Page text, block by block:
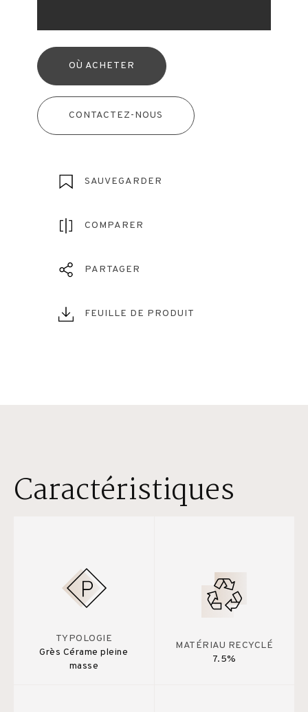
OÙ ACHETER
CONTACTEZ-NOUS
SAUVEGARDER
COMPARER
PARTAGER
FEUILLE DE PRODUIT
Caractéristiques
TYPOLOGIE
Grès Cérame pleine
masse
MATÉRIAU RECYCLÉ
7.5%